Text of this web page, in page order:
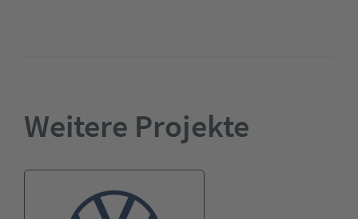
Weitere Projekte